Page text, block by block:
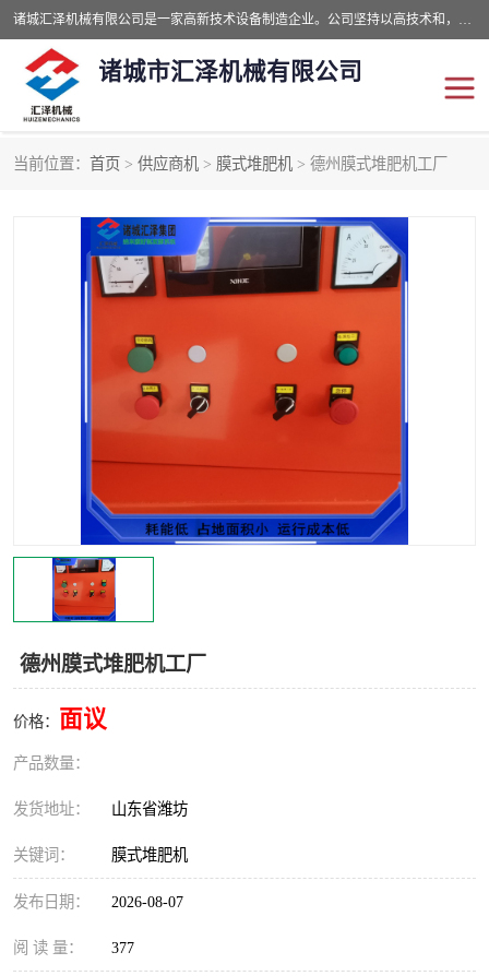
诸城汇泽机械有限公司是一家高新技术设备制造企业。公司坚持以高技术和，高服务于用户，以的环保机械制造设备赢的用户的信赖。现在主要生产死亡畜禽无害化处理和立式和卧式有机肥设备，搅拌机，烘干机，高温发酵机等。污水处理设备，固液分离机。气浮机，化制机等。公司秉承品质，用户至上，科技创新的经营理。
诸城市汇泽机械有限公司
当前位置： 首页 > 供应商机 > 膜式堆肥机 > 德州膜式堆肥机工厂
德州膜式堆肥机工厂
价格： 面议
产品数量：
发货地址： 山东省潍坊
关键词： 膜式堆肥机
发布日期： 2026-08-07
阅 读 量： 377
鸡粪发酵机 有机肥设备
纳米膜好氧发酵堆肥机 粪污烘干酶体机
纳米膜发酵
分子膜堆肥仓
分子膜发酵堆肥设备